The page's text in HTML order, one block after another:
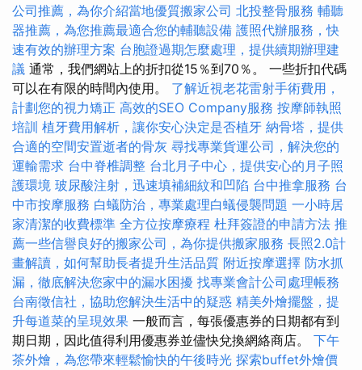
公司推薦，為你介紹當地優質搬家公司 北投整骨服務 輔聽
器推薦，為您推薦最適合您的輔聽設備 護照代辦服務，快
速有效的辦理方案 台胞證過期怎麼處理，提供續期辦理建
議 通常，我們網站上的折扣從15％到70％。 一些折扣代碼
可以在有限的時間內使用。 了解近視老花雷射手術費用，
計劃您的視力矯正 高效的SEO Company服務 按摩師執照
培訓 植牙費用解析，讓你安心決定是否植牙 納骨塔，提供
合適的空間安置逝者的骨灰 尋找專業貨運公司，解決您的
運輸需求 台中脊椎調整 台北月子中心，提供安心的月子照
護環境 玻尿酸注射，迅速填補細紋和凹陷 台中推拿服務 台
中市按摩服務 白蟻防治，專業處理白蟻侵襲問題 一小時居
家清潔的收費標準 全方位按摩療程 杜拜簽證的申請方法 推
薦一些信譽良好的搬家公司，為你提供搬家服務 長照2.0計
畫解讀，如何幫助長者提升生活品質 附近按摩選擇 防水抓
漏，徹底解決您家中的漏水困擾 找專業會計公司處理帳務
台南徵信社，協助您解決生活中的疑惑 精美外燴擺盤，提
升每道菜的呈現效果 一般而言，每張優惠券的日期都有到
期日期，因此值得利用優惠券並儘快兌換網絡商店。 下午
茶外燴，為您帶來輕鬆愉快的午後時光 探索buffet外燴價